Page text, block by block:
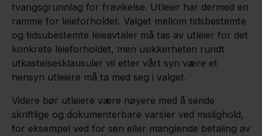
tvangsgrunnlag for fravikelse. Utleier har dermed en
ramme for leieforholdet. Valget mellom tidsbestemte
og tidsubestemte leieavtaler må tas av utleier for det
konkrete leieforholdet, men usikkerheten rundt
utkastelsesklausuler vil etter vårt syn være et
hensyn utleiere må ta med seg i valget.
Videre bør utleiere være nøyere med å sende
skriftlige og dokumenterbare varsler ved mislighold,
for eksempel ved for sen eller manglende betaling av